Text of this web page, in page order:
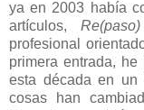
ya en 2003 había
artículos,
profesional
primera entrada,
esta década en un
cosas han